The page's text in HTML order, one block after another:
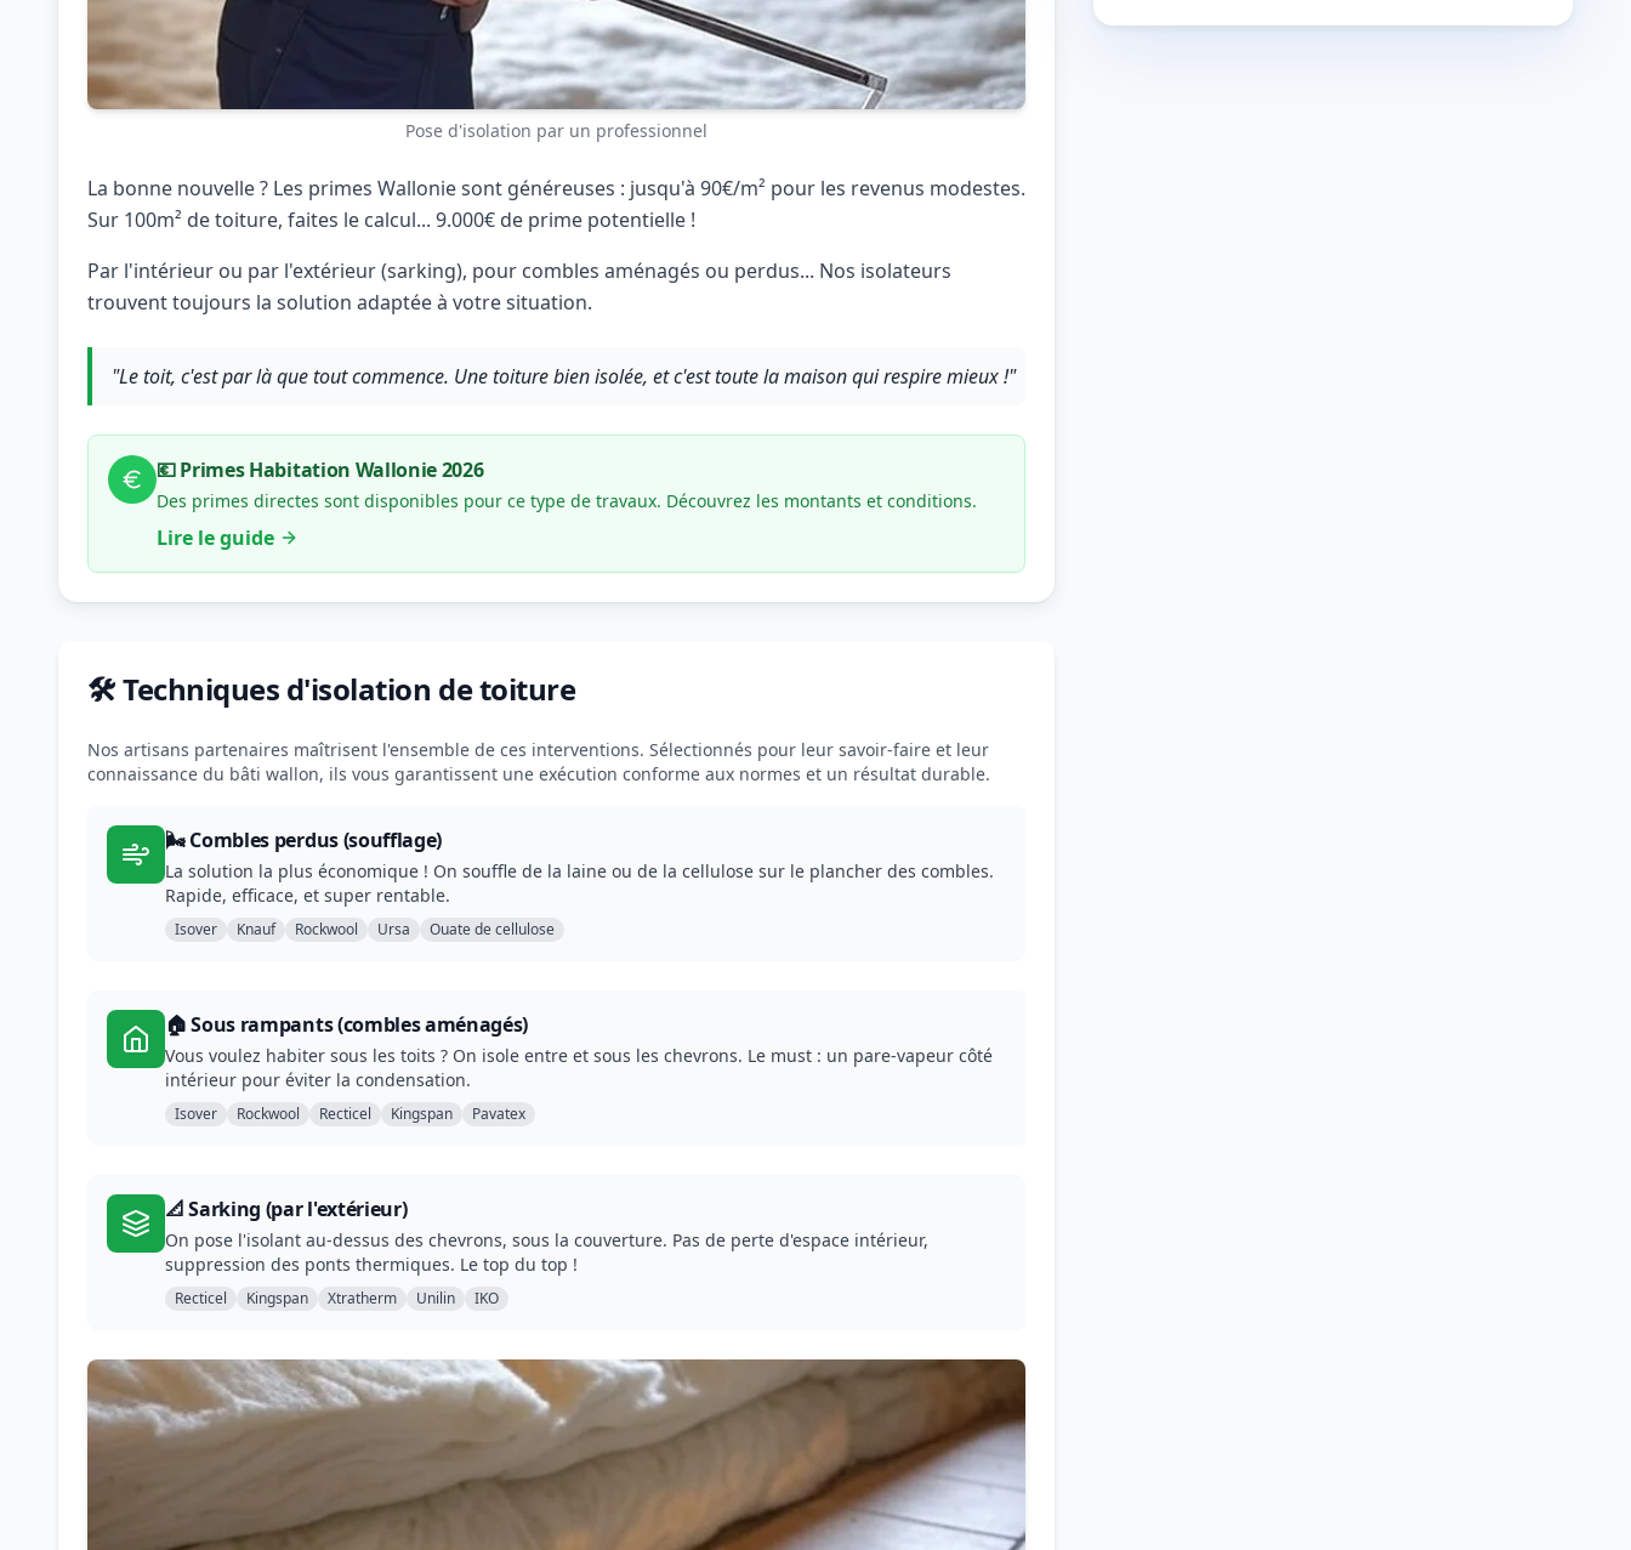
Pose d'isolation par un professionnel
La bonne nouvelle ? Les primes Wallonie sont généreuses : jusqu'à 90€/m² pour les revenus modestes.
Sur 100m² de toiture, faites le calcul... 9.000€ de prime potentielle !
Par l'intérieur ou par l'extérieur (sarking), pour combles aménagés ou perdus... Nos isolateurs
trouvent toujours la solution adaptée à votre situation.
"Le toit, c'est par là que tout commence. Une toiture bien isolée, et c'est toute la maison qui respire mieux !"
💶 Primes Habitation Wallonie 2026
Des primes directes sont disponibles pour ce type de travaux. Découvrez les montants et conditions.
Lire le guide
🛠️ Techniques d'isolation de toiture
Nos artisans partenaires maîtrisent l'ensemble de ces interventions. Sélectionnés pour leur savoir-faire et leur
connaissance du bâti wallon, ils vous garantissent une exécution conforme aux normes et un résultat durable.
🌬️ Combles perdus (soufflage)
La solution la plus économique ! On souffle de la laine ou de la cellulose sur le plancher des combles.
Rapide, efficace, et super rentable.
Isover Knauf Rockwool Ursa Ouate de cellulose
🏠 Sous rampants (combles aménagés)
Vous voulez habiter sous les toits ? On isole entre et sous les chevrons. Le must : un pare-vapeur côté
intérieur pour éviter la condensation.
Isover Rockwool Recticel Kingspan Pavatex
📐 Sarking (par l'extérieur)
On pose l'isolant au-dessus des chevrons, sous la couverture. Pas de perte d'espace intérieur,
suppression des ponts thermiques. Le top du top !
Recticel Kingspan Xtratherm Unilin IKO